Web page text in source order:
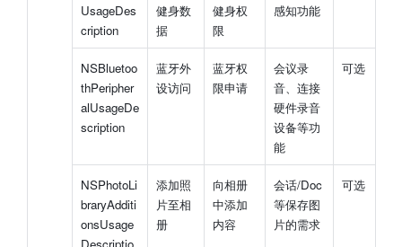
UsageDes
cription
健身数
据
健身权
限
感知功能
NSBluetoo
thPeripher
alUsageDe
scription
蓝牙外
设访问
蓝牙权
限申请
会议录
音、连接
硬件录音
设备等功
能
可选
NSPhotoLi
braryAdditi
onsUsage
添加照
片至相
册
向相册
中添加
内容
会话/Doc
等保存图
片的需求
可选